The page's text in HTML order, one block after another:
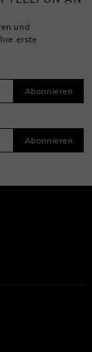
und
erste
Abonnieren
Abonnieren